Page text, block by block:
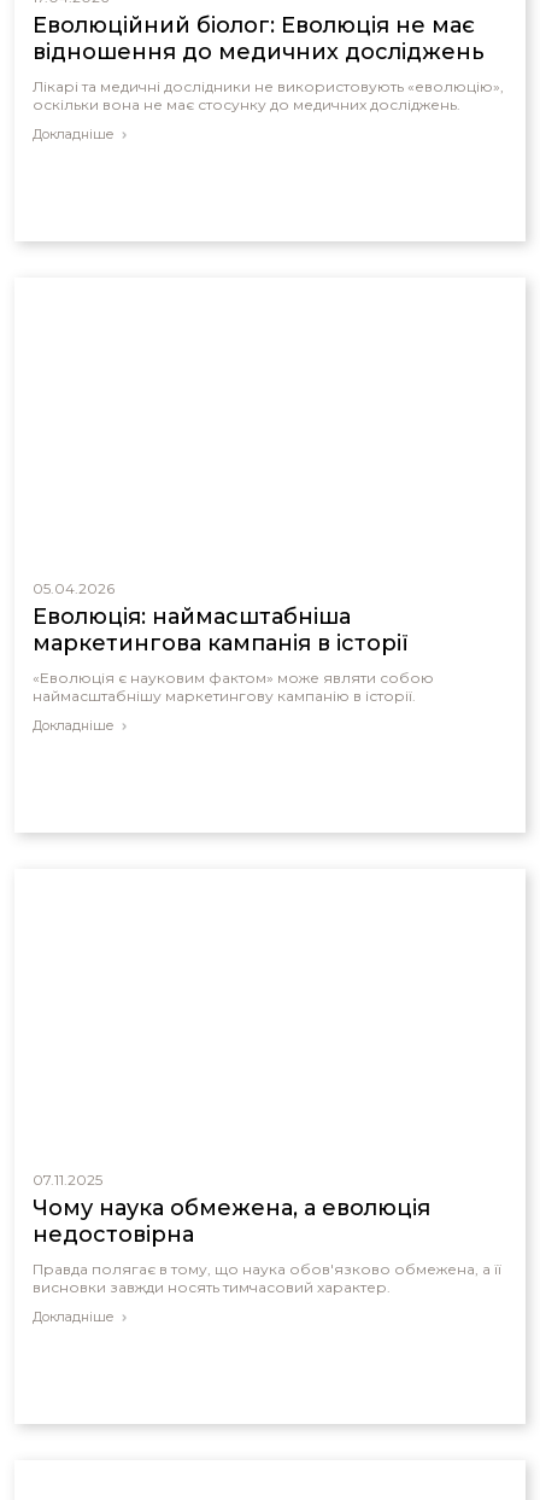
Еволюційний біолог: Еволюція не має
відношення до медичних досліджень
Лікарі та медичні дослідники не використовують «еволюцію»,
оскільки вона не має стосунку до медичних досліджень.
Докладніше
05.04.2026
Еволюція: наймасштабніша
маркетингова кампанія в історії
«Еволюція є науковим фактом» може являти собою
наймасштабнішу маркетингову кампанію в історії.
Докладніше
07.11.2025
Чому наука обмежена, а еволюція
недостовірна
Правда полягає в тому, що наука обов'язково обмежена, а її
висновки завжди носять тимчасовий характер.
Докладніше